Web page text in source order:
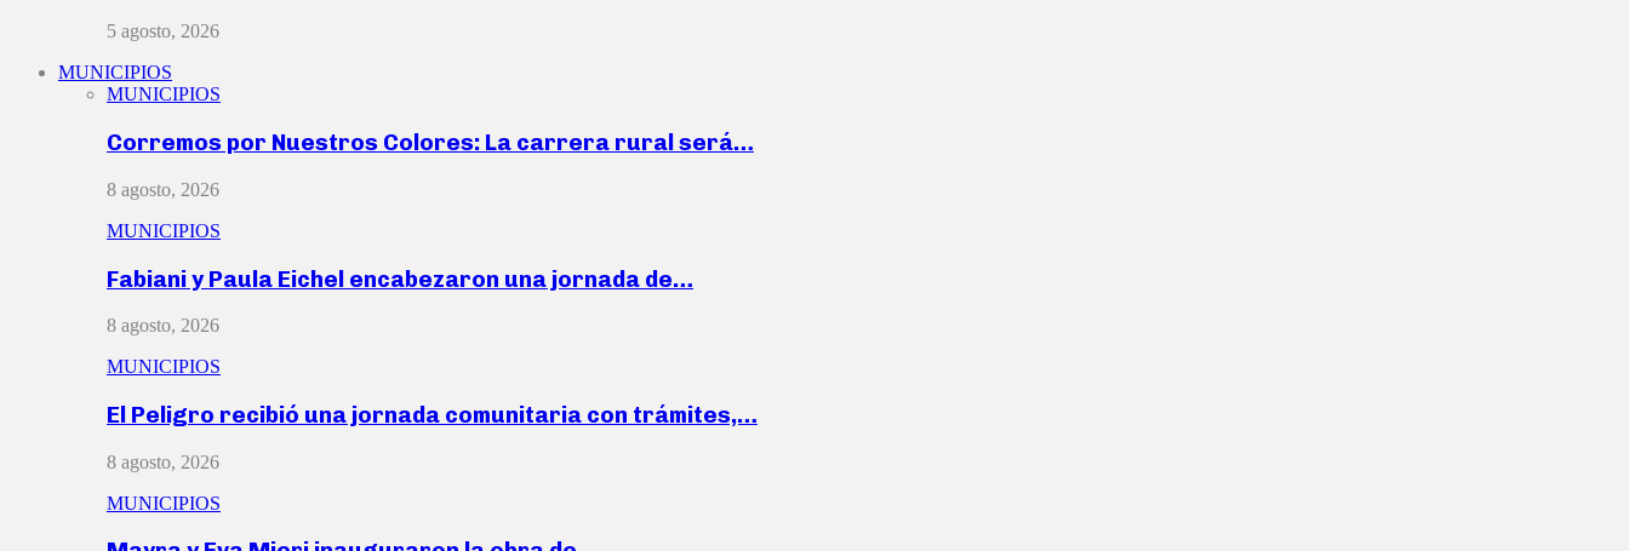
5 agosto, 2026
MUNICIPIOS
MUNICIPIOS
Corremos por Nuestros Colores: La carrera rural será…
8 agosto, 2026
MUNICIPIOS
Fabiani y Paula Eichel encabezaron una jornada de…
8 agosto, 2026
MUNICIPIOS
El Peligro recibió una jornada comunitaria con trámites,…
8 agosto, 2026
MUNICIPIOS